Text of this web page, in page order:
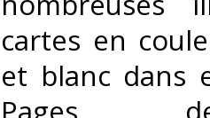
cartes en
et blanc dans